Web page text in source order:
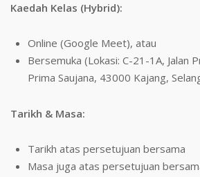
Kaedah Kelas (Hybrid):
Online (Google Meet), atau
Bersemuka (Lokasi: C-21-1A, Jalan
Prima Saujana, 43000 Kajang,
Tarikh & Masa:
Tarikh atas persetujuan bersama
Masa juga atas persetujuan